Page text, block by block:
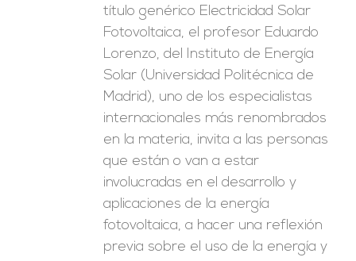
título genérico Electricidad Solar
Fotovoltaica, el profesor Eduardo
Lorenzo, del Instituto de Energía
Solar (Universidad Politécnica de
Madrid), uno de los especialistas
internacionales más renombrados
en la materia, invita a las personas
que están o van a estar
involucradas en el desarrollo y
aplicaciones de la energía
fotovoltaica, a hacer una reflexión
previa sobre el uso de la energía y